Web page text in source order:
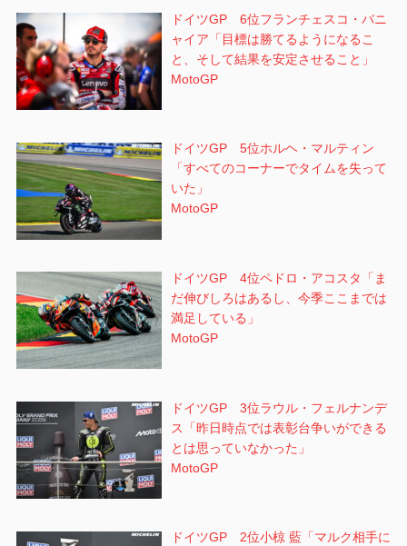
ドイツGP 6位フランチェスコ・バニ
ャイア「目標は勝てるようになるこ
と、そして結果を安定させること」
MotoGP
ドイツGP 5位ホルヘ・マルティン
「すべてのコーナーでタイムを失って
いた」
MotoGP
ドイツGP 4位ペドロ・アコスタ「ま
だ伸びしろはあるし、今季ここまでは
満足している」
MotoGP
ドイツGP 3位ラウル・フェルナンデ
ス「昨日時点では表彰台争いができる
とは思っていなかった」
MotoGP
ドイツGP 2位小椋 藍「マルク相手に